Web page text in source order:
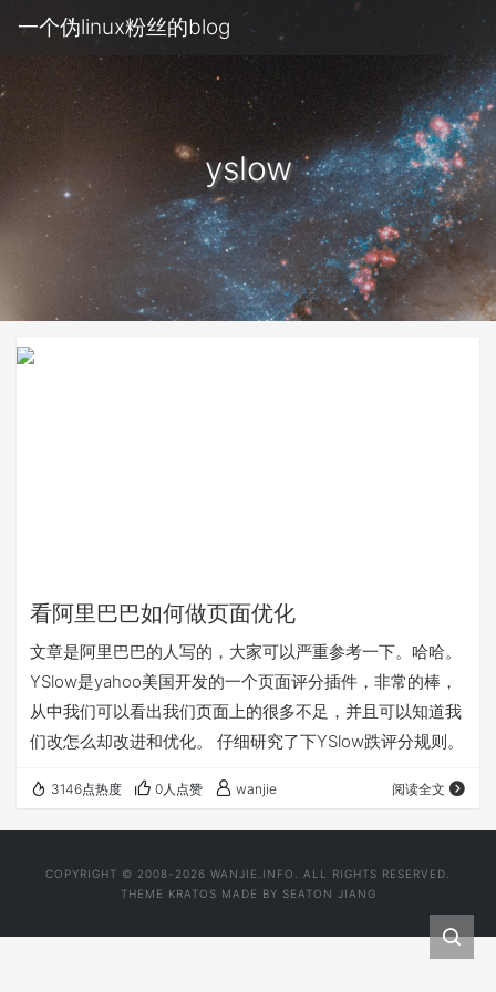
一个伪linux粉丝的blog
yslow
看阿里巴巴如何做页面优化
文章是阿里巴巴的人写的，大家可以严重参考一下。哈哈。
YSlow是yahoo美国开发的一个页面评分插件，非常的棒，
从中我们可以看出我们页面上的很多不足，并且可以知道我
们改怎么却改进和优化。 仔细研究了下YSlow跌评分规则。
3146点热度 0人点赞 wanjie 阅读全文
COPYRIGHT © 2008-2026 WANJIE.INFO. ALL RIGHTS RESERVED.
THEME KRATOS MADE BY SEATON JIANG